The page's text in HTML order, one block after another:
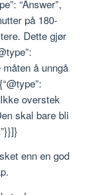
“Answer”,
på 180-
Dette gjør
måten å unngå
overstek
skal bare bli
enn en god